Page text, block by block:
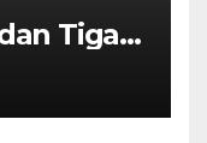
Tiga
Warga